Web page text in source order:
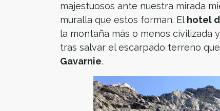
majestuosos ante nuestra mirada
muralla que estos forman. El hotel
la montaña más o menos civilizada
tras salvar el escarpado terreno
Gavarnie.